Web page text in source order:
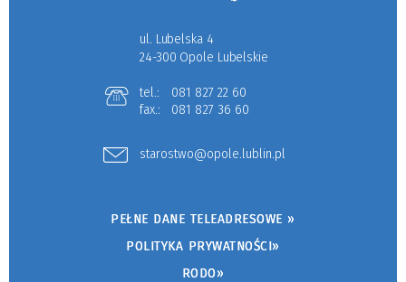
ul. Lubelska 4
24-300 Opole Lubelskie
tel.:
081 827 22 60
fax.:
081 827 36 60
starostwo@opole.lublin.pl
PEŁNE DANE TELEADRESOWE »
POLITYKA PRYWATNOŚCI»
RODO»